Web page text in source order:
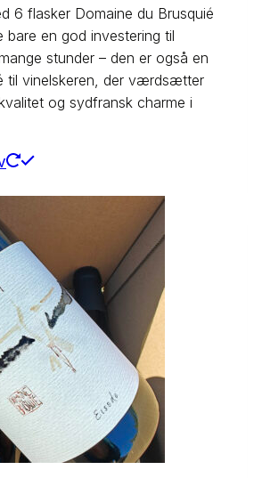
6 flasker Domaine du Brusquié
bare en god investering til
stunder – den er også en
til vinelskeren, der værdsætter
og sydfransk charme i